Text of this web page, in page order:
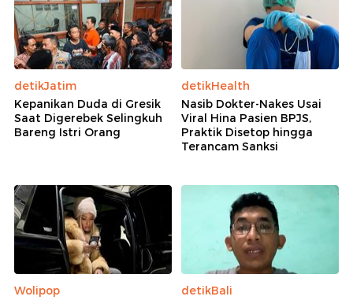
detikJatim
Kepanikan Duda di Gresik
Saat Digerebek Selingkuh
Bareng Istri Orang
detikHealth
Nasib Dokter-Nakes Usai
Viral Hina Pasien BPJS,
Praktik Disetop hingga
Terancam Sanksi
Wolipop
detikBali